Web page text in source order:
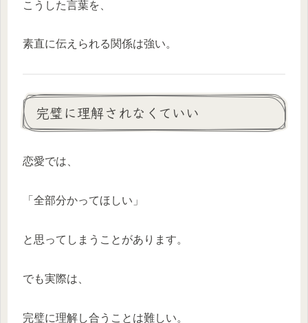
こうした言葉を、
素直に伝えられる関係は強い。
完璧に理解されなくていい
恋愛では、
「全部分かってほしい」
と思ってしまうことがあります。
でも実際は、
完璧に理解し合うことは難しい。